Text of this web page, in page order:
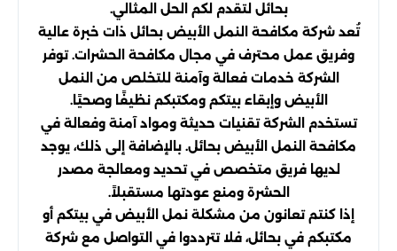
بحائل لتقدم لكم الحل المثالي.
تُعد شركة مكافحة النمل الأبيض بحائل ذات خبرة عالية
وفريق عمل محترف في مجال مكافحة الحشرات. توفر
الشركة خدمات فعالة وآمنة للتخلص من النمل
الأبيض وإبقاء بيتكم ومكتبكم نظيفًا وصحيًا.
تستخدم الشركة تقنيات حديثة ومواد آمنة وفعالة في
مكافحة النمل الأبيض بحائل. بالإضافة إلى ذلك، يوجد
لديها فريق متخصص في تحديد ومعالجة مصدر
الحشرة ومنع عودتها مستقبلاً.
إذا كنتم تعانون من مشكلة نمل الأبيض في بيتكم أو
مكتبكم في بحائل، فلا تترددوا في التواصل مع شركة